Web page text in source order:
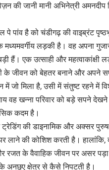
की जानी मानी अभिनेत्री
पे पांव है को चंडीगढ़ की वाइब्रंट
मध्यमवर्गीय लड़की है। वह अपना
हैं। एक उत्साही और महत्वाकांक्षी
के जीवन को बेहतर बनाने और अपने
में जो मिला है, उसी में संतुष्ट रहने
वह खन्ना परिवार को बड़े सपने
कदम है।
की डाइनामिक और अक्सर
लाने की कोशिश करती है। हालांकि,
रजत के वैवाहिक जीवन पर असर
अनछुए क्षेत्र से कैसे निपटती है।